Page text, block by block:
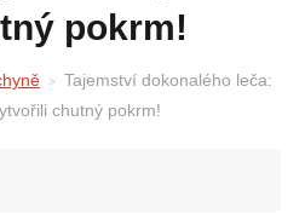
pokrm!
Tajemství dokonalého leča:
chutný pokrm!